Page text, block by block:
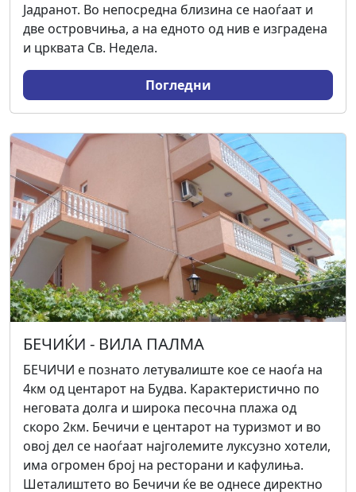
Јадранот. Во непосредна близина се наоѓаат и
две островчиња, а на едното од нив е изградена
и црквата Св. Недела.
Погледни
БЕЧИЌИ - ВИЛА ПАЛМА
БЕЧИЧИ е познато летувалиште кое се наоѓа на
4км од центарот на Будва. Карактеристично по
неговата долга и широка песочна плажа од
скоро 2км. Бечичи е центарот на туризмот и во
овој дел се наоѓаат најголемите луксузно хотели,
има огромен број на ресторани и кафулиња.
Шеталиштето во Бечичи ќе ве однесе директно